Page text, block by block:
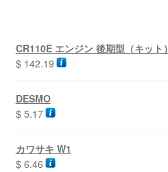
CR110E エンジン 後期型（キット）
$142.19
DESMO
$5.17
カワサキ W1
$6.46